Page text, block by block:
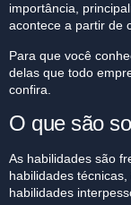
importância,
acontece a partir de
Para que você
delas que todo
confira.
O que são
As habilidades são
habilidades
habilidades